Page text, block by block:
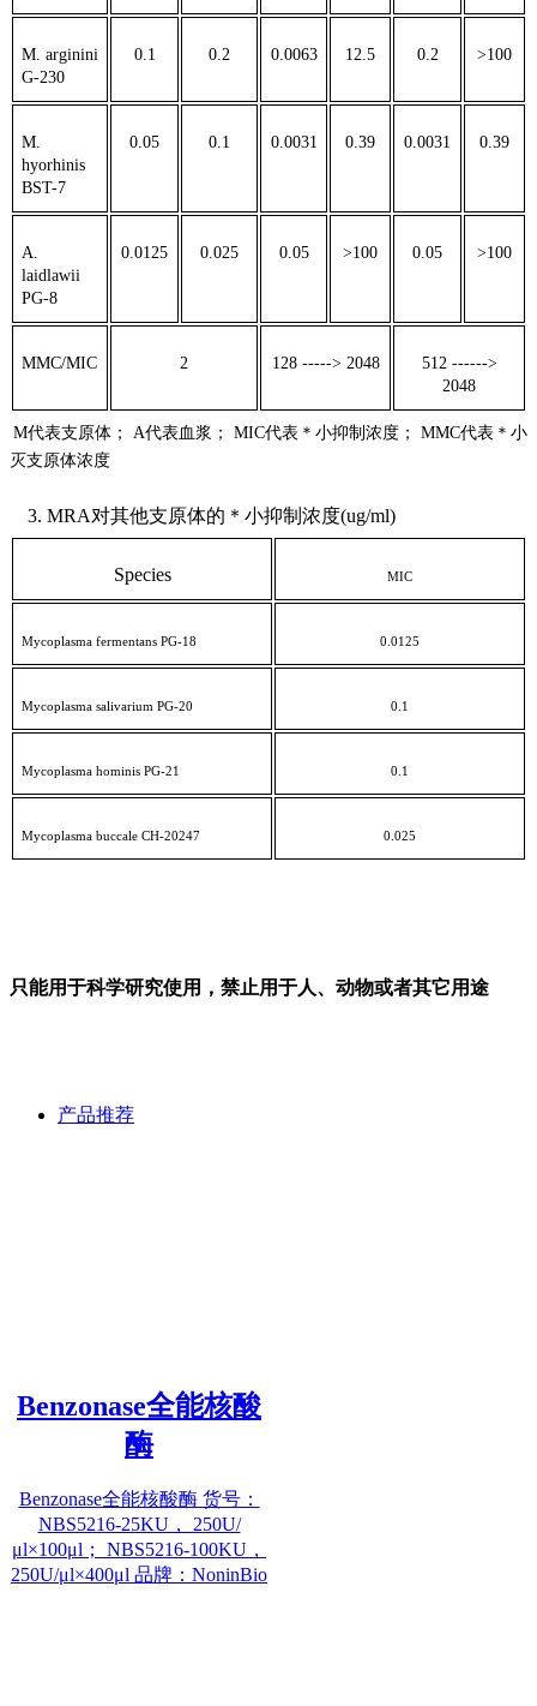
M. arginini
G-230
0.1 0.2 0.0063 12.5 0.2 >100
M.
hyorhinis
BST-7
0.05 0.1 0.0031 0.39 0.0031 0.39
A.
laidlawii
PG-8
0.0125 0.025 0.05 >100 0.05 >100
MMC/MIC 2 128 -----> 2048
512 ------>
2048
M代表支原体； A代表血浆； MIC代表＊小抑制浓度； MMC代表＊小
灭支原体浓度
3. MRA对其他支原体的＊小抑制浓度(ug/ml)
Species MIC
Mycoplasma fermentans PG-18 0.0125
Mycoplasma salivarium PG-20 0.1
Mycoplasma hominis PG-21 0.1
Mycoplasma buccale CH-20247 0.025
只能用于科学研究使用，禁止用于人、动物或者其它用途
产品推荐
Benzonase全能核酸
酶
Benzonase全能核酸酶 货号：
NBS5216-25KU， 250U/
μl×100μl； NBS5216-100KU，
250U/μl×400μl 品牌：NoninBio